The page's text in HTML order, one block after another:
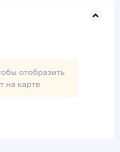
отобразить
на карте